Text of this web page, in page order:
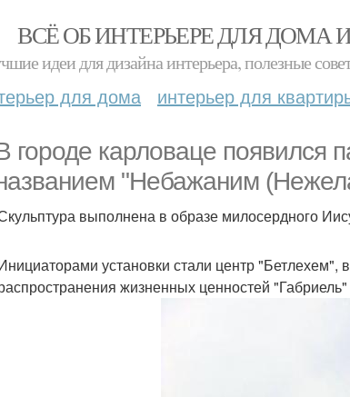
ВСЁ ОБ ИНТЕРЬЕРЕ ДЛЯ ДОМА
идеи для дизайна интерьера, полезные
для дома интерьер для
городе карловаце появился
"Небажаним
выполнена в образе милосердного
установки стали центр
жизненных ценностей "Габриель"